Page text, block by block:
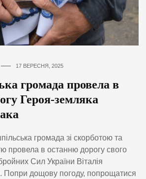
17 ВЕРЕСНЯ, 2025
громада провела в
Героя-земляка
громада зі скорботою та
провела в останню дорогу свого
Сил України Віталія
Попри дощову погоду, попрощатися